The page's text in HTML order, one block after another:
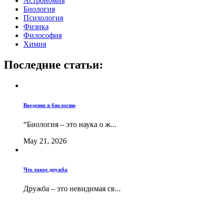
Биология
Психология
Физика
Философия
Химия
Последние статьи:
Введение в биологию
“Биология – это наука о ж...
May 21, 2026
Что такое дружба
Дружба – это невидимая св...